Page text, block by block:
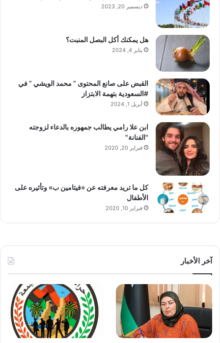
ديسمبر 20, 2023
هل يمكنك أكل البصل المنبت؟
يناير 4, 2024
القبض على صانع المحتوى ” محمد الويشي ” في
#السعودية بتهمة الابتزاز
أبريل 1, 2024
ابن علا رامي يطالب جمهوره بالدعاء لزوجته
"الفنانة"
فبراير 20, 2020
كل ما تريد معرفته عن «فيتامين ب» وتأثيره على
الأطفال
فبراير 10, 2020
آخر الأخبار